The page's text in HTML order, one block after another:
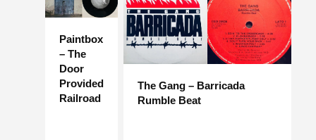
Paintbox
– The
Door
Provided
Railroad
The Gang – Barricada
Rumble Beat